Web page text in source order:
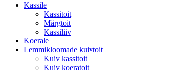
Kassile
Kassitoit
Märgtoit
Kassiliiv
Koerale
Lemmikloomade kuivtoit
Kuiv kassitoit
Kuiv koeratoit